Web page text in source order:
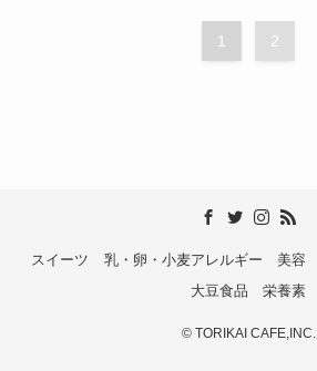
1 2
スイーツ 乳・卵・小麦アレルギー 美容
大豆食品
栄養素
©TORIKAI CAFE,INC.